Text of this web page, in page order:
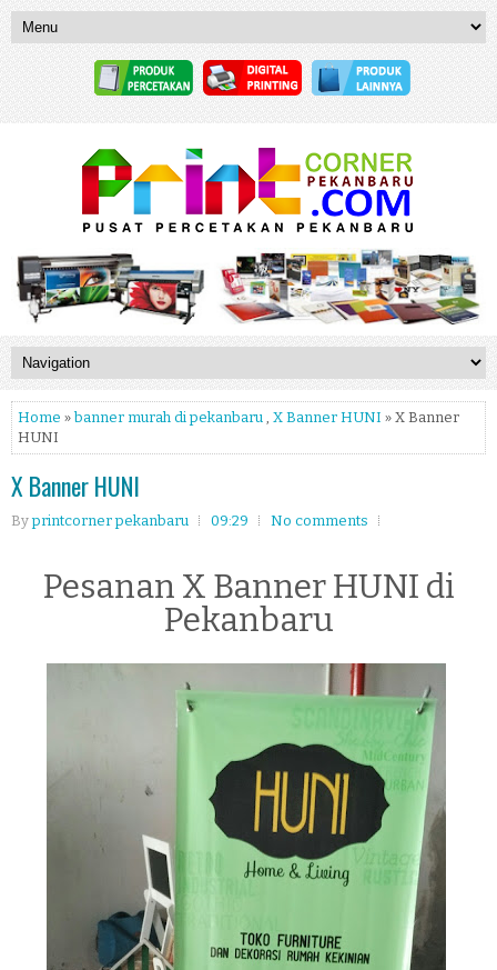
Home »banner murah di pekanbaru X Banner HUNI » X Banner
HUNI
X Banner HUNI
Byprintcorner pekanbaru 09:29 No comments
Pesanan X Banner HUNI di
Pekanbaru